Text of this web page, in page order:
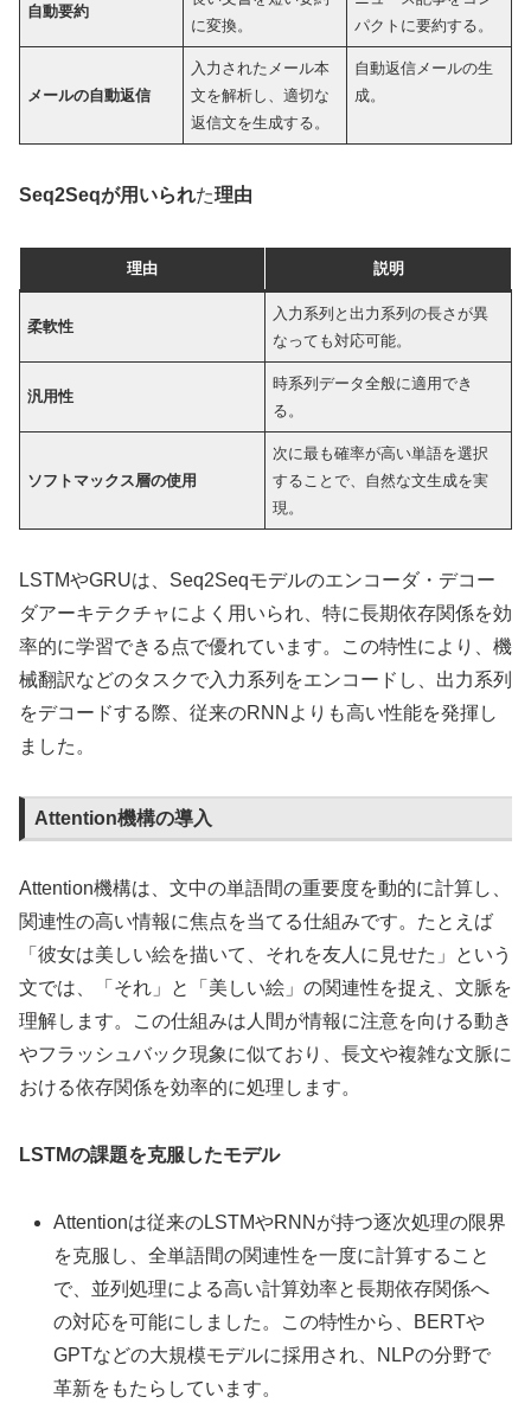
自動要約
に変換。
パクトに要約する。
メールの自動返信
入力されたメール本
文を解析し、適切な
返信文を生成する。
自動返信メールの生
成。
Seq2Seqが用いられた理由
理由 説明
柔軟性
入力系列と出力系列の長さが異
なっても対応可能。
汎用性
時系列データ全般に適用でき
る。
ソフトマックス層の使用
次に最も確率が高い単語を選択
することで、自然な文生成を実
現。
LSTMやGRUは、Seq2Seqモデルのエンコーダ・デコー
ダアーキテクチャによく用いられ、特に長期依存関係を効
率的に学習できる点で優れています。この特性により、機
械翻訳などのタスクで入力系列をエンコードし、出力系列
をデコードする際、従来のRNNよりも高い性能を発揮し
ました。
Attention機構の導入
Attention機構は、文中の単語間の重要度を動的に計算し、
関連性の高い情報に焦点を当てる仕組みです。たとえば
「彼女は美しい絵を描いて、それを友人に見せた」という
文では、「それ」と「美しい絵」の関連性を捉え、文脈を
理解します。この仕組みは人間が情報に注意を向ける動き
やフラッシュバック現象に似ており、長文や複雑な文脈に
おける依存関係を効率的に処理します。
LSTMの課題を克服したモデル
Attentionは従来のLSTMやRNNが持つ逐次処理の限界
を克服し、全単語間の関連性を一度に計算すること
で、並列処理による高い計算効率と長期依存関係へ
の対応を可能にしました。この特性から、BERTや
GPTなどの大規模モデルに採用され、NLPの分野で
革新をもたらしています。